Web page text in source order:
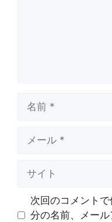
次回のコメント
分の名前、メー